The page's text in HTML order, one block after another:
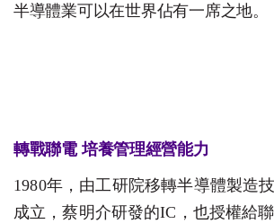
半導體業可以在世界佔有一席之地。
轉戰聯電培養管理經營能力
1980年，由工研院移轉半導體製造
成立 ，蔡明介研發的IC ，也授權給